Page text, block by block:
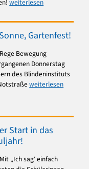
weiterlesen
Gartenfest!
Rege Bewegung
Donnerstag
des Blindeninstituts
weiterlesen
Start in das
Mit „Ich sag‘ einfach